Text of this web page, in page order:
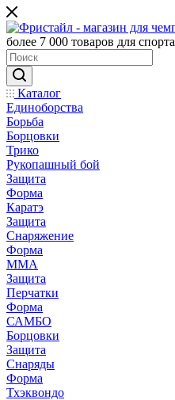
более 7 000 товаров для спорта
Каталог
Единоборства
Борьба
Борцовки
Трико
Рукопашный бой
Защита
Форма
Каратэ
Защита
Снаряжение
Форма
ММА
Защита
Перчатки
Форма
САМБО
Борцовки
Защита
Снаряды
Форма
Тхэквондо